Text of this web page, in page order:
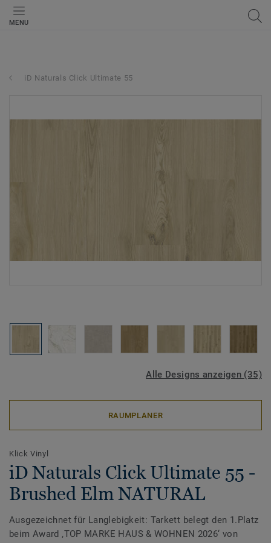
MENU
iD Naturals Click Ultimate 55
Alle Designs anzeigen (35)
RAUMPLANER
Klick Vinyl
iD Naturals Click Ultimate 55 -
Brushed Elm NATURAL
Ausgezeichnet für Langlebigkeit: Tarkett belegt den 1.Platz
beim Award ‚TOP MARKE HAUS & WOHNEN 2026‘ von